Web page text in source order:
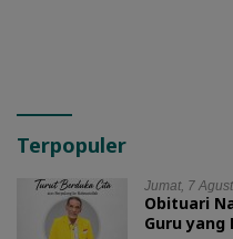
Terpopuler
Jumat, 7
Obituari
Guru yang